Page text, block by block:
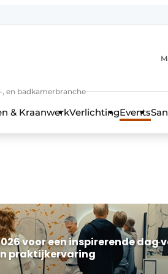
en badkamerbranche
& KraanwerkVerlichtingEvents
voor een inspirerende dag
praktijkervaring